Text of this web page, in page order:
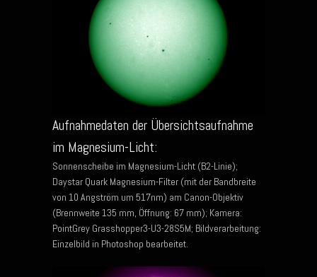
Aufnahmedaten der Übersichtsaufnahme
im Magnesium-Licht:
Sonnenscheibe im Magnesium-Licht (B2-Linie);
Daystar Quark Magnesium-Filter (mit der Bandbreite
von 10 Angström um 517nm) am Canon-Objektiv
(Brennweite 135 mm, Öffnung: 67 mm); Kamera:
PointGrey Grasshopper3-U3-28S5M; Bildverarbeitung:
Einzelbild in Photoshop bearbeitet.